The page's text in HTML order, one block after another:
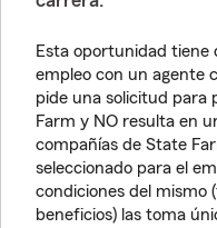
Esta oportunidad tiene
empleo con un agente
pide una solicitud para
Farm y NO resulta en
compañías de State
seleccionado para el
condiciones del mismo
beneficios) las toma